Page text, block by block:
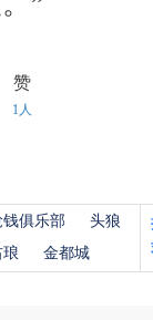
赞
1人
钱俱乐部
头狼
琅 金都城